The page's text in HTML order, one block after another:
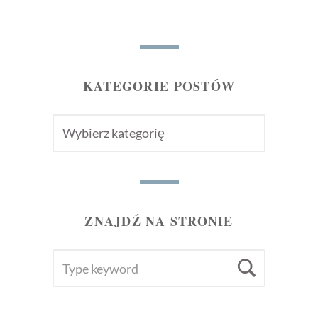
KATEGORIE POSTÓW
POSTÓW
ZNAJDŹ NA STRONIE
FOR: